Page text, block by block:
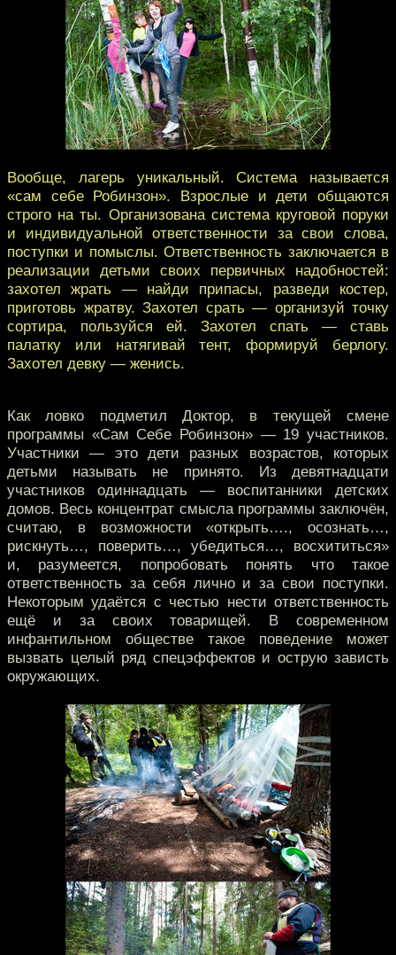
Вообще, лагерь уникальный. Система называется
«сам себе Робинзон». Взрослые и дети общаются
строго на ты. Организована система круговой поруки
и индивидуальной ответственности за свои слова,
поступки и помыслы. Ответственность заключается в
реализации детьми своих первичных надобностей:
захотел жрать — найди припасы, разведи костер,
приготовь жратву. Захотел срать — организуй точку
сортира, пользуйся ей. Захотел спать — ставь
палатку или натягивай тент, формируй берлогу.
Захотел девку — женись.
Как ловко подметил Доктор, в текущей смене
программы «Сам Себе Робинзон» — 19 участников.
Участники — это дети разных возрастов, которых
детьми называть не принято. Из девятнадцати
участников одиннадцать — воспитанники детских
домов. Весь концентрат смысла программы заключён,
считаю, в возможности «открыть…., осознать…,
рискнуть…, поверить…, убедиться…, восхититься»
и, разумеется, попробовать понять что такое
ответственность за себя лично и за свои поступки.
Некоторым удаётся с честью нести ответственность
ещё и за своих товарищей. В современном
инфантильном обществе такое поведение может
вызвать целый ряд спецэффектов и острую зависть
окружающих.